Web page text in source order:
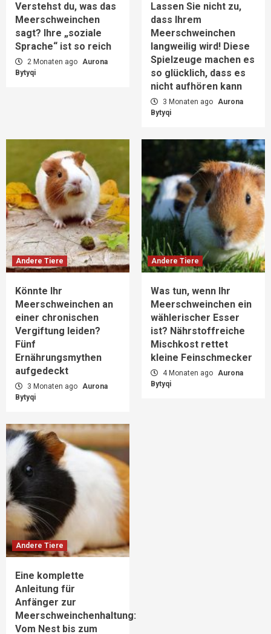
Verstehst du, was das
Meerschweinchen
sagt? Ihre „soziale
Sprache“ ist so reich
2 Monaten ago Aurona
Bytyqi
Lassen Sie nicht zu,
dass Ihrem
Meerschweinchen
langweilig wird! Diese
Spielzeuge machen es
so glücklich, dass es
nicht aufhören kann
3 Monaten ago Aurona
Bytyqi
Andere Tiere
Könnte Ihr
Meerschweinchen an
einer chronischen
Vergiftung leiden?
Fünf
Ernährungsmythen
aufgedeckt
3 Monaten ago Aurona
Bytyqi
Andere Tiere
Was tun, wenn Ihr
Meerschweinchen ein
wählerischer Esser
ist? Nährstoffreiche
Mischkost rettet
kleine Feinschmecker
4 Monaten ago Aurona
Bytyqi
Andere Tiere
Eine komplette
Anleitung für
Anfänger zur
Meerschweinchenhaltung:
Vom Nest bis zum